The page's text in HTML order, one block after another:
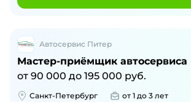
Автосервис Питер
Мастер-приёмщик автосервиса
от 90 000 до 195 000 руб.
Санкт-Петербург
от 1 до 3 лет